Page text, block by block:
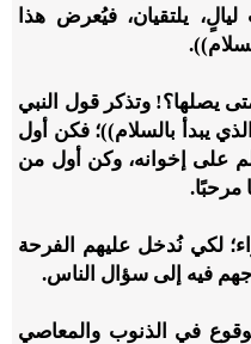
يلتقيان، فيُعرض هذا
يصلها؟! وتذكر قول النبي
يبدأ بالسلام))؛ فكن أول
على إخوانه، وكن أول من
مرحبًا.
لكي نُدخل عليهم الفرحة
فيه إلى سؤال الناس.
في الذنوب والمعاصي